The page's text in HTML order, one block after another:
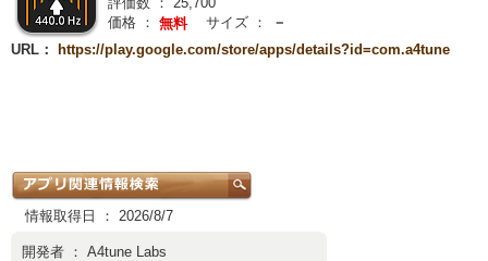
価格 ： 無料 サイズ ：
－
URL：
https://play.google.com/store/apps/details?id=com.a4tune
情報取得日 ： 2026/8/7
開発者 ： A4tune Labs